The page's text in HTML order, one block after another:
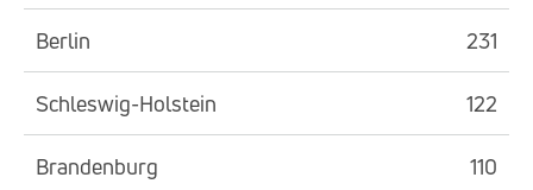
Berlin 231
Schleswig-Holstein 122
Brandenburg 110